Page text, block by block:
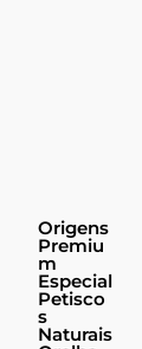
Origens
Premiu
m
Especial
Petisco
s
Naturais